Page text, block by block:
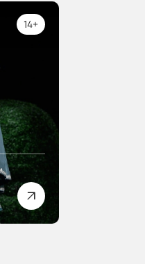
14+